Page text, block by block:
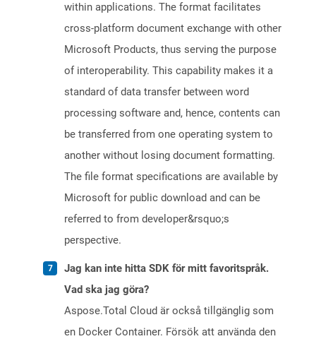
within applications. The format facilitates
cross-platform document exchange with other
Microsoft Products, thus serving the purpose
of interoperability. This capability makes it a
standard of data transfer between word
processing software and, hence, contents can
be transferred from one operating system to
another without losing document formatting.
The file format specifications are available by
Microsoft for public download and can be
referred to from developer&rsquo;s
perspective.
Jag kan inte hitta SDK för mitt favoritspråk.
Vad ska jag göra?
Aspose.Total Cloud är också tillgänglig som
en Docker Container. Försök att använda den